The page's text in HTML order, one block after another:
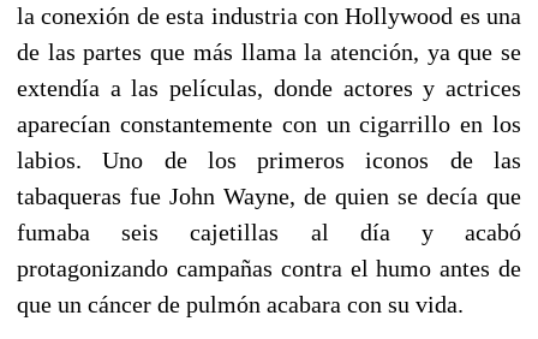
la conexión de esta industria con Hollywood es una
de las partes que más llama la atención, ya que se
extendía a las películas, donde actores y actrices
aparecían constantemente con un cigarrillo en los
labios. Uno de los primeros iconos de las
tabaqueras fue John Wayne, de quien se decía que
fumaba seis cajetillas al día y acabó
protagonizando campañas contra el humo antes de
que un cáncer de pulmón acabara con su vida.